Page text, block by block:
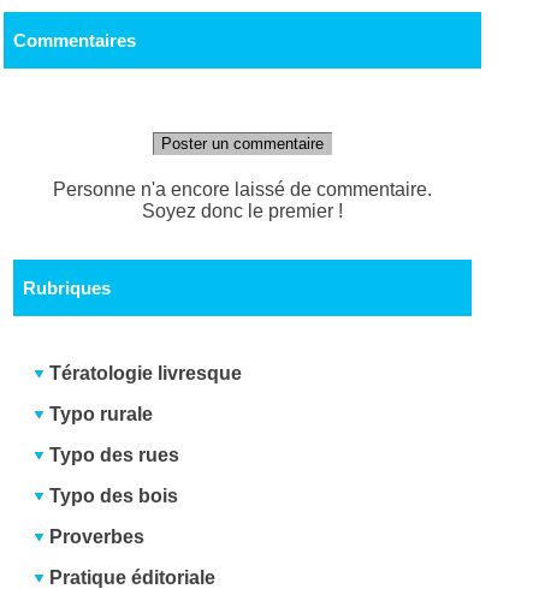
Commentaires
Poster un commentaire
Personne n'a encore laissé de commentaire.
Soyez donc le premier !
Rubriques
Tératologie livresque
Typo rurale
Typo des rues
Typo des bois
Proverbes
Pratique éditoriale